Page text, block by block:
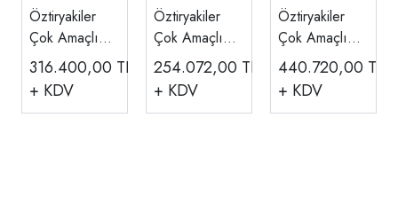
Öztiryakiler
Çok Amaçlı
Fırın,
Mayalama
Kabinli, 2 Katlı
316.400,00 TL
+ KDV
Öztiryakiler
Çok Amaçlı
Fırın,
Mayalama
Kabinli, 2 Katlı
254.072,00 TL
+ KDV
Öztiryakiler
Çok Amaçlı
Fırın,
Mayalama
Kabinli, 3 Katlı
440.720,00 TL
+ KDV